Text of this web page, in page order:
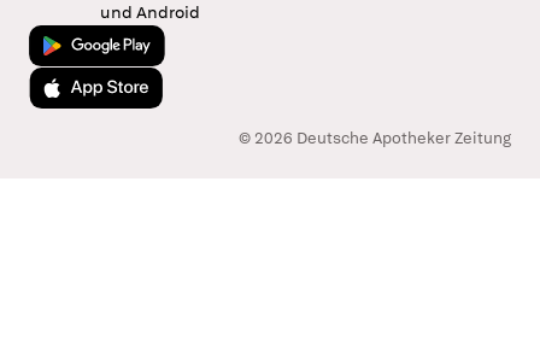
und Android
Jetzt bei Google Play
Laden im App Store
© 2026 Deutsche Apotheker Zeitung